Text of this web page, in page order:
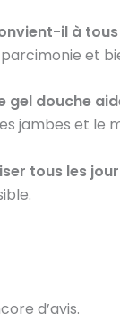
il à
parcimonie et
gel douche
jambes et le
tous les
d’avis.